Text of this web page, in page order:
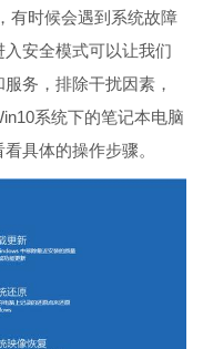
时候会遇到系统故障
安全模式可以让我们
务，排除干扰因素，
系统下的笔记本电脑
具体的操作步骤。